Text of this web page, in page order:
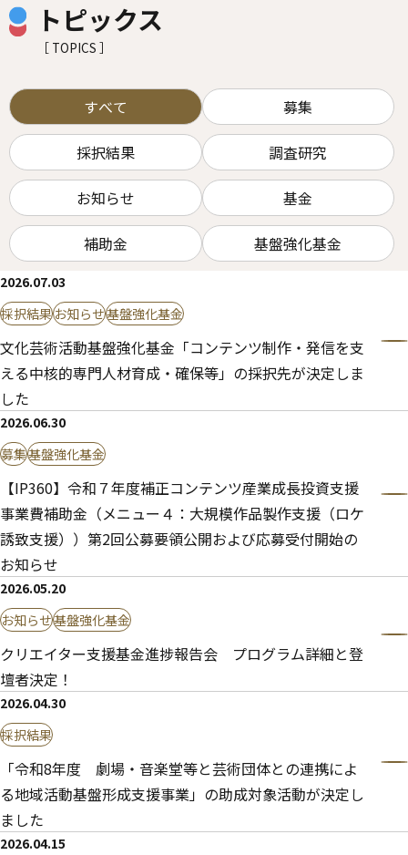
トピックス
［ TOPICS ］
すべて 募集
採択結果 調査研究
お知らせ 基金
補助金 基盤強化基金
2026.07.03
採択結果お知らせ基盤強化基金
文化芸術活動基盤強化基金「コンテンツ制作・発信を支
える中核的専門人材育成・確保等」の採択先が決定しま
した
2026.06.30
募集基盤強化基金
【IP360】令和７年度補正コンテンツ産業成長投資支援
事業費補助金（メニュー４：大規模作品製作支援（ロケ
誘致支援））第2回公募要領公開および応募受付開始の
お知らせ
2026.05.20
お知らせ基盤強化基金
クリエイター支援基金進捗報告会 プログラム詳細と登
壇者決定！
2026.04.30
採択結果
「令和8年度 劇場・音楽堂等と芸術団体との連携によ
る地域活動基盤形成支援事業」の助成対象活動が決定し
ました
2026.04.15